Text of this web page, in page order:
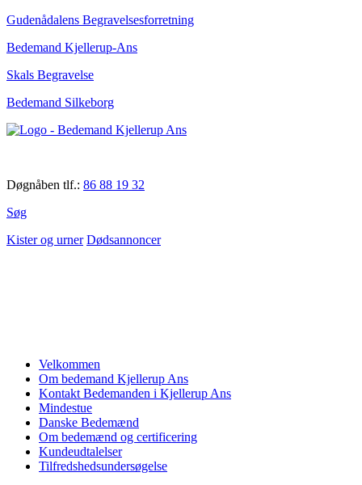
Gudenådalens Begravelsesforretning
Bedemand Kjellerup-Ans
Skals Begravelse
Bedemand Silkeborg
Døgnåben tlf.: 86 88 19 32
Søg
Kister og urner Dødsannoncer
Velkommen
Om bedemand Kjellerup Ans
Kontakt Bedemanden i Kjellerup Ans
Mindestue
Danske Bedemænd
Om bedemænd og certificering
Kundeudtalelser
Tilfredshedsundersøgelse